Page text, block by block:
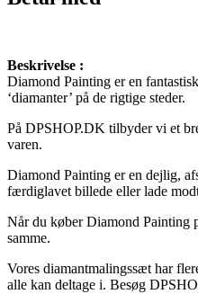
Beskrivelse :
Diamond Painting er en
‘diamanter’ på de rigtige steder.
På DPSHOP.DK tilbyder vi et
varen.
Diamond Painting er en dejlig,
færdiglavet billede eller lade
Når du køber Diamond Painting
samme.
Vores diamantmalingssæt har
alle kan deltage i. Besøg